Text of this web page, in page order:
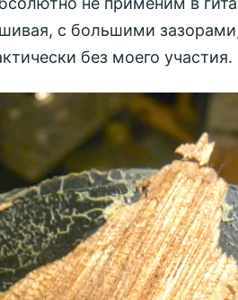
с большими
без моего участия.